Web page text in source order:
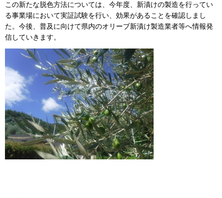
この新たな脱色方法については、今年度、新漬けの製造を行ってい
る事業場において実証試験を行い、効果があることを確認しまし
た。今後、普及に向けて県内のオリーブ新漬け製造業者等へ情報発
信していきます。